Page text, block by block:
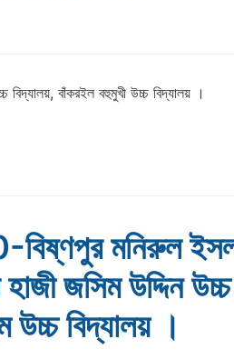
বাঁকরইল বহুমুখী উচ্চ বিদ্যালয় ।
মনিরুল
হাজী জসিম উদ্দিন
বিদ্যালয় ।